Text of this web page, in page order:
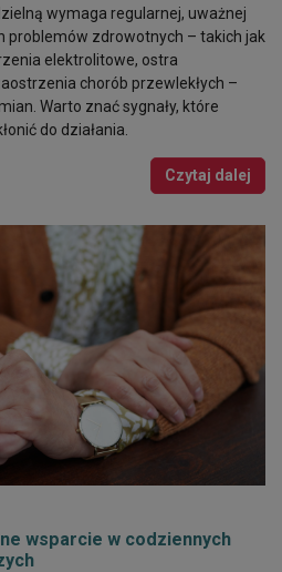
wymaga regularnej, uważnej
problemów zdrowotnych – takich jak
elektrolitowe, ostra
chorób przewlekłych –
Warto znać sygnały, które
do działania.
Czytaj dalej
wsparcie w codziennych